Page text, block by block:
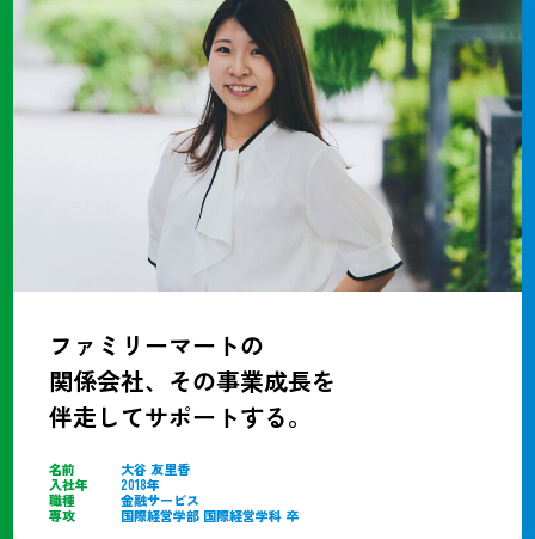
ファミリーマートの
関係会社、その事業成長を
伴走してサポートする。
名前
大谷 友里香
入社年
2018年
職種
金融サービス
専攻
国際経営学部 国際経営学科 卒